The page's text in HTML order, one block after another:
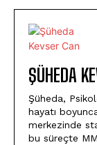
ŞÜHEDA
Şüheda,
hayatı
merkezinde
bu süreçte